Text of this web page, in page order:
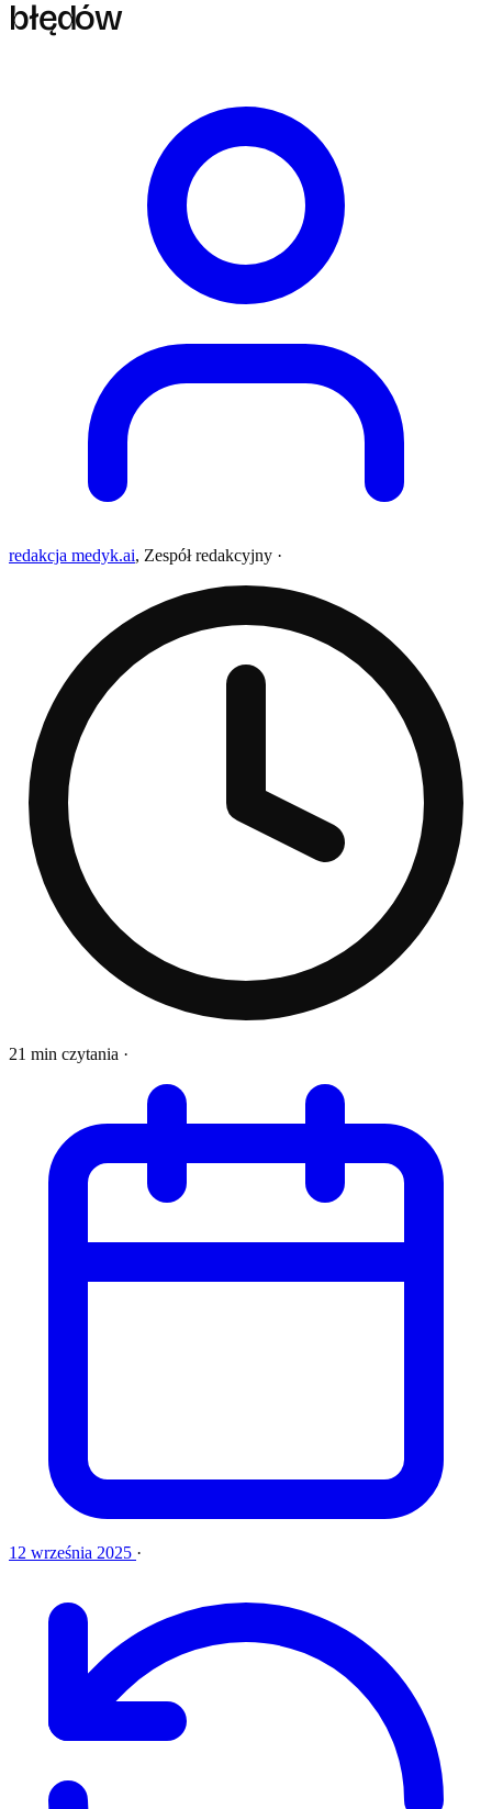
błędów
redakcja medyk.ai, Zespół redakcyjny ·
21 min czytania ·
12 września 2025 ·